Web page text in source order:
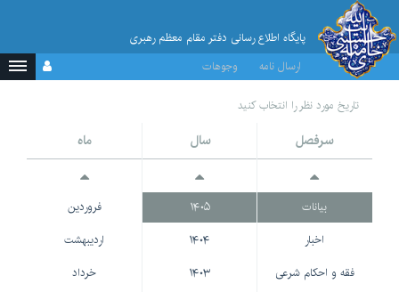
پایگاه اطلاع رسانی دفتر مقام معظم رهبری
ارسال نامه
وجوهات
تاریخ مورد نظر را انتخاب کنید
سرفصل
بیانات
اخبار
فقه و احکام شرعی
سال
۱۴۰۵
۱۴۰۴
۱۴۰۳
ماه
فروردین
اردیبهشت
خرداد